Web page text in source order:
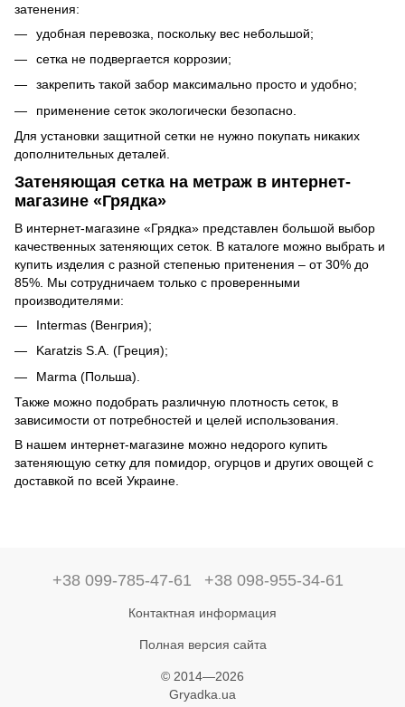
затенения:
удобная перевозка, поскольку вес небольшой;
сетка не подвергается коррозии;
закрепить такой забор максимально просто и удобно;
применение сеток экологически безопасно.
Для установки защитной сетки не нужно покупать никаких
дополнительных деталей.
Затеняющая сетка на метраж в интернет-
магазине «Грядка»
В интернет-магазине «Грядка» представлен большой выбор
качественных затеняющих сеток. В каталоге можно выбрать и
купить изделия с разной степенью притенения – от 30% до
85%. Мы сотрудничаем только с проверенными
производителями:
Intermas (Венгрия);
Karatzis S.A. (Греция);
Marma (Польша).
Также можно подобрать различную плотность сеток, в
зависимости от потребностей и целей использования.
В нашем интернет-магазине можно недорого купить
затеняющую сетку для помидор, огурцов и других овощей с
доставкой по всей Украине.
+38 099-785-47-61 +38 098-955-34-61
Контактная информация
Полная версия сайта
© 2014—2026
Gryadka.ua